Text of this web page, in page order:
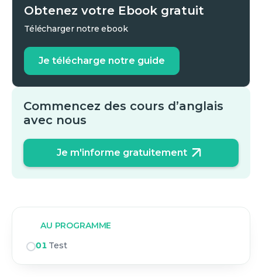
Obtenez votre Ebook gratuit
Télécharger notre ebook
Je télécharge notre guide
Commencez des cours d’anglais
avec nous
Je m'informe gratuitement
AU PROGRAMME
01 Test